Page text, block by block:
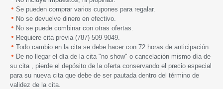
Se pueden comprar varios cupones para regalar.
No se devuelve dinero en efectivo.
No se puede combinar con otras ofertas.
Requiere cita previa (787) 509-9049.
Todo cambio en la cita se debe hacer con 72 horas de anticipación.
De no llegar el día de la cita "no show" o cancelación mismo día de
su cita , pierde el depósito de la oferta conservando el precio especial
para su nueva cita que debe de ser pautada dentro del término de
validez de la cita.